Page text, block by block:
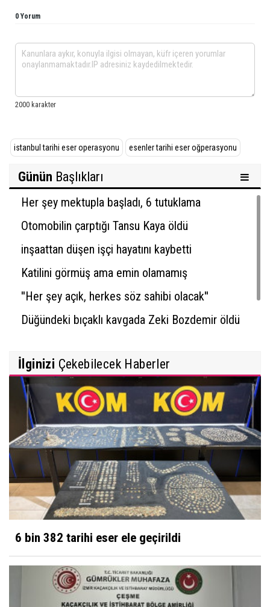
0 Yorum
istanbul tarihi eser operasyonu esenler tarihi eser oğperasyonu
Günün Başlıkları
Her şey mektupla başladı, 6 tutuklama
Otomobilin çarptığı Tansu Kaya öldü
inşaattan düşen işçi hayatını kaybetti
Katilini görmüş ama emin olamamış
''Her şey açık, herkes söz sahibi olacak''
Düğündeki bıçaklı kavgada Zeki Bozdemir öldü
İlginizi Çekebilecek Haberler
6 bin 382 tarihi eser ele geçirildi